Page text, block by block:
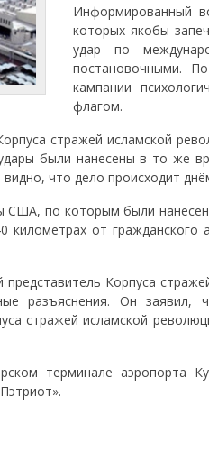
Информированный
которых якобы
удар по
постановочными.
кампании
флагом.
стражей исламской
были нанесены в то же
что дело происходит
по которым были
километрах от
Корпуса
разъяснения. Он заявил,
стражей исламской
терминале аэропорта